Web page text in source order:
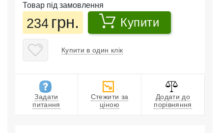
Товар під замовлення
234 грн. Купити
Купити в один клік
Задати
питання
Стежити за
ціною
Додати до
порівняння